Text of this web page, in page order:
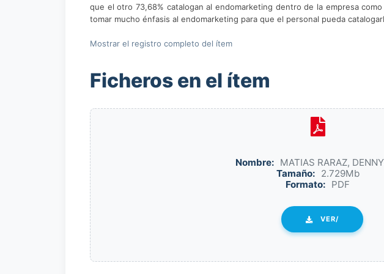
que el otro 73,68% catalogan al endomarketing dentro de la empresa
tomar mucho énfasis al endomarketing para que el personal pueda
Mostrar el registro completo del ítem
Ficheros en el ítem
Nombre: MATIAS RARAZ,
Tamaño: 2.729Mb
Formato: PDF
VER/